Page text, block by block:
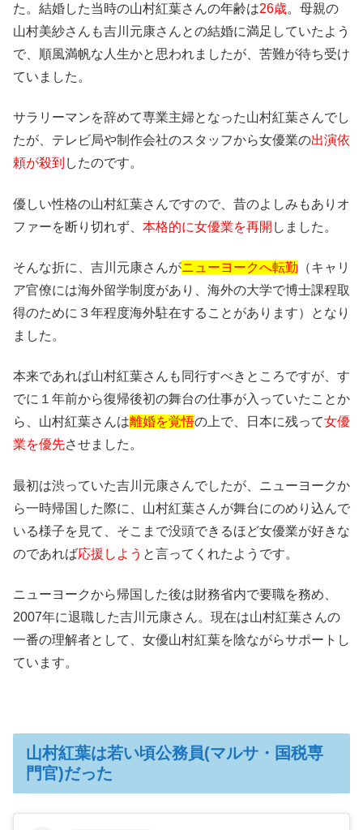
た。結婚した当時の山村紅葉さんの年齢は26歳。母親の
山村美紗さんも吉川元康さんとの結婚に満足していたよう
で、順風満帆な人生かと思われましたが、苦難が待ち受け
ていました。
サラリーマンを辞めて専業主婦となった山村紅葉さんでし
たが、テレビ局や制作会社のスタッフから女優業の出演依
頼が殺到 したのです。
優しい性格の山村紅葉さんですので、昔のよしみもありオ
ファーを断り切れず、 本格的に女優業を再開 しました。
そんな折に、吉川元康さんがニューヨークへ転勤 （キャリ
ア官僚には海外留学制度があり、海外の大学で博士課程取
得のために３年程度海外駐在することがあります）となり
ました。
本来であれば山村紅葉さんも同行すべきところですが、す
でに１年前から復帰後初の舞台の仕事が入っていたことか
ら、山村紅葉さんは離婚を覚悟の上で、日本に残って女優
業を優先させました。
最初は渋っていた吉川元康さんでしたが、ニューヨークか
ら一時帰国した際に、山村紅葉さんが舞台にのめり込んで
いる様子を見て、そこまで没頭できるほど女優業が好きな
のであれば応援しよう と言ってくれたようです。
ニューヨークから帰国した後は財務省内で要職を務め、
2007年に退職した吉川元康さん。現在は山村紅葉さんの
一番の理解者として、女優山村紅葉を陰ながらサポートし
ています。
山村紅葉は若い頃公務員(マルサ・国税専
門官)だった